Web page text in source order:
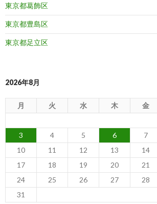
東京都葛飾区
東京都豊島区
東京都足立区
2026年8月
月 火 水 木 金
3
4 5 6 7
10
11 12 13 14
17
18 19 20 21
24
25 26 27 28
31